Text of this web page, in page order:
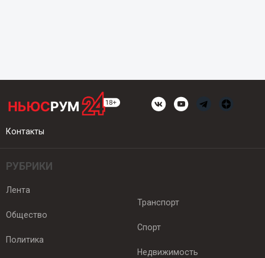
Контакты
РУБРИКИ
Лента
Общество
Политика
Транспорт
Спорт
Недвижимость